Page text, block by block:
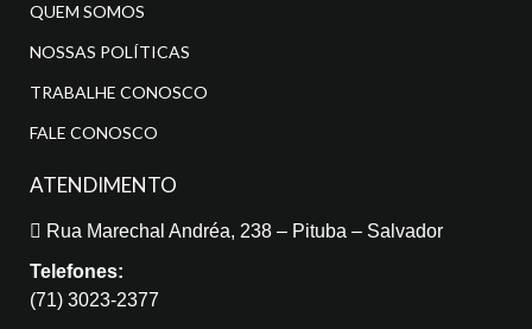
QUEM SOMOS
NOSSAS POLÍTICAS
TRABALHE CONOSCO
FALE CONOSCO
ATENDIMENTO
Rua Marechal Andréa, 238 – Pituba – Salvador
Telefones:
(71) 3023-2377